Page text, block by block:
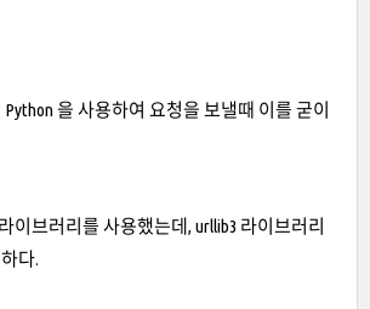
을 사용하여 요청을 보낼때 이를 굳이
이브러리를 사용했는데, urllib3 라이브러리
다.